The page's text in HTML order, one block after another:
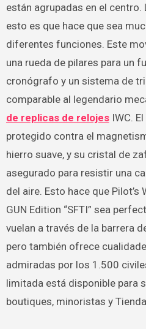
están agrupadas en el
esto es que hace que sea
diferentes funciones. Este
una rueda de pilares para un
cronógrafo y un sistema de
comparable al legendario
de replicas de relojesIWC.
protegido contra el
hierro suave, y su cristal de
asegurado para resistir una
del aire. Esto hace que Pilot’s
GUN Edition “SFTI” sea
vuelan a través de la barrera
pero también ofrece
admiradas por los 1.500
limitada está disponible para
boutiques, minoristas y